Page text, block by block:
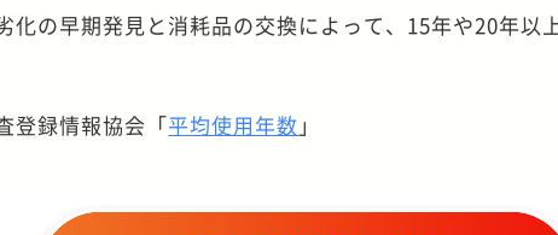
化の早期発見と消耗品の交換によって、15年や20年以
登録情報協会「平均使用年数 」